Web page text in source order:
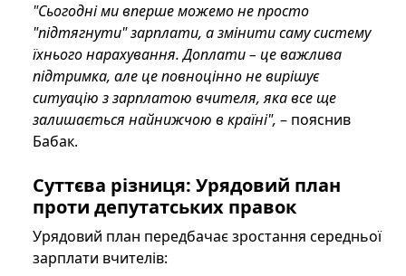
"Сьогодні ми вперше можемо не просто
"підтягнути" зарплати, а змінити саму систему
їхнього нарахування. Доплати – це важлива
підтримка, але це повноцінно не вирішує
ситуацію з зарплатою вчителя, яка все ще
залишається найнижчою в країні", – пояснив
Бабак.
Суттєва різниця: Урядовий план
проти депутатських правок
Урядовий план передбачає зростання середньої
зарплати вчителів: